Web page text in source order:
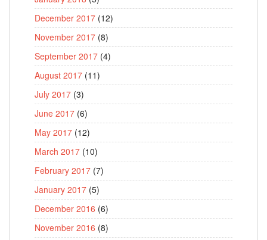
December 2017 (12)
November 2017 (8)
September 2017 (4)
August 2017 (11)
July 2017 (3)
June 2017 (6)
May 2017 (12)
March 2017 (10)
February 2017 (7)
January 2017 (5)
December 2016 (6)
November 2016 (8)